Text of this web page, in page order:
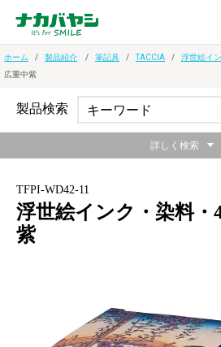
ホーム 製品紹介 筆記具 TACCIA 浮世絵イ
広重中紫
TFPI-WD42-11
浮世絵インク・染料・
紫
製品検索
詳しく検索